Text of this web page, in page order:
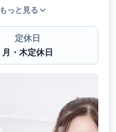
もっと見る
定休日
月・木定休日